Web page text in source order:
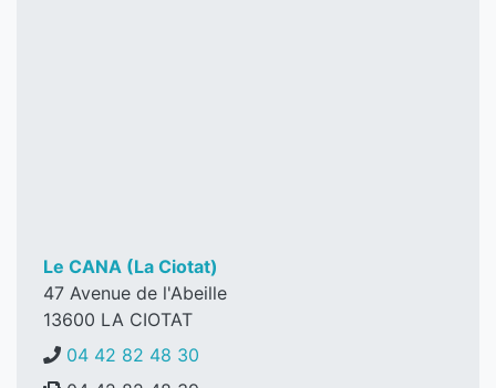
Le CANA (La Ciotat)
47 Avenue de l'Abeille
13600 LA CIOTAT
04 42 82 48 30